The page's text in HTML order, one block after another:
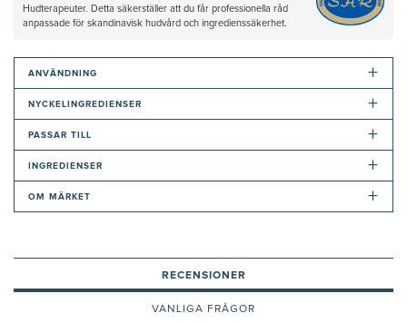
Hudterapeuter. Detta säkerställer att du får professionella råd
anpassade för skandinavisk hudvård och ingredienssäkerhet.
ANVÄNDNING +
NYCKELINGREDIENSER +
PASSAR TILL +
INGREDIENSER +
OM MÄRKET +
RECENSIONER
VANLIGA FRÅGOR